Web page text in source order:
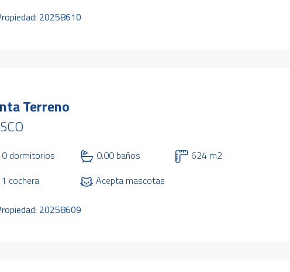
20258610
Terreno
0 dormitorios 0.00 baños
624 m2
1 cochera
Acepta mascotas
20258609